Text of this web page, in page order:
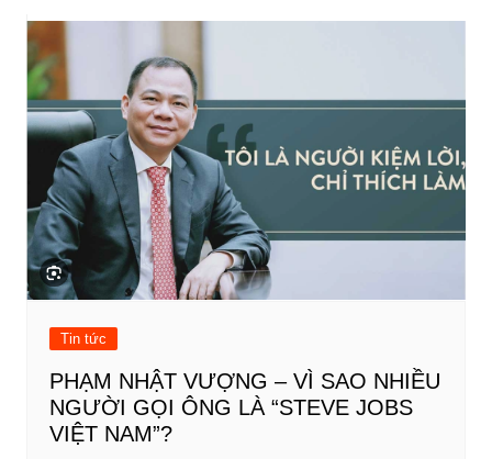
bài
viết
Tin tức
PHẠM NHẬT VƯỢNG – VÌ SAO NHIỀU
NGƯỜI GỌI ÔNG LÀ “STEVE JOBS
VIỆT NAM”?